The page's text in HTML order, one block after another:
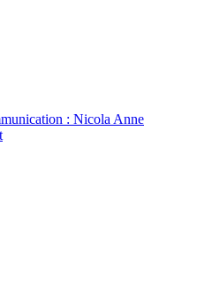
: Nicola Anne